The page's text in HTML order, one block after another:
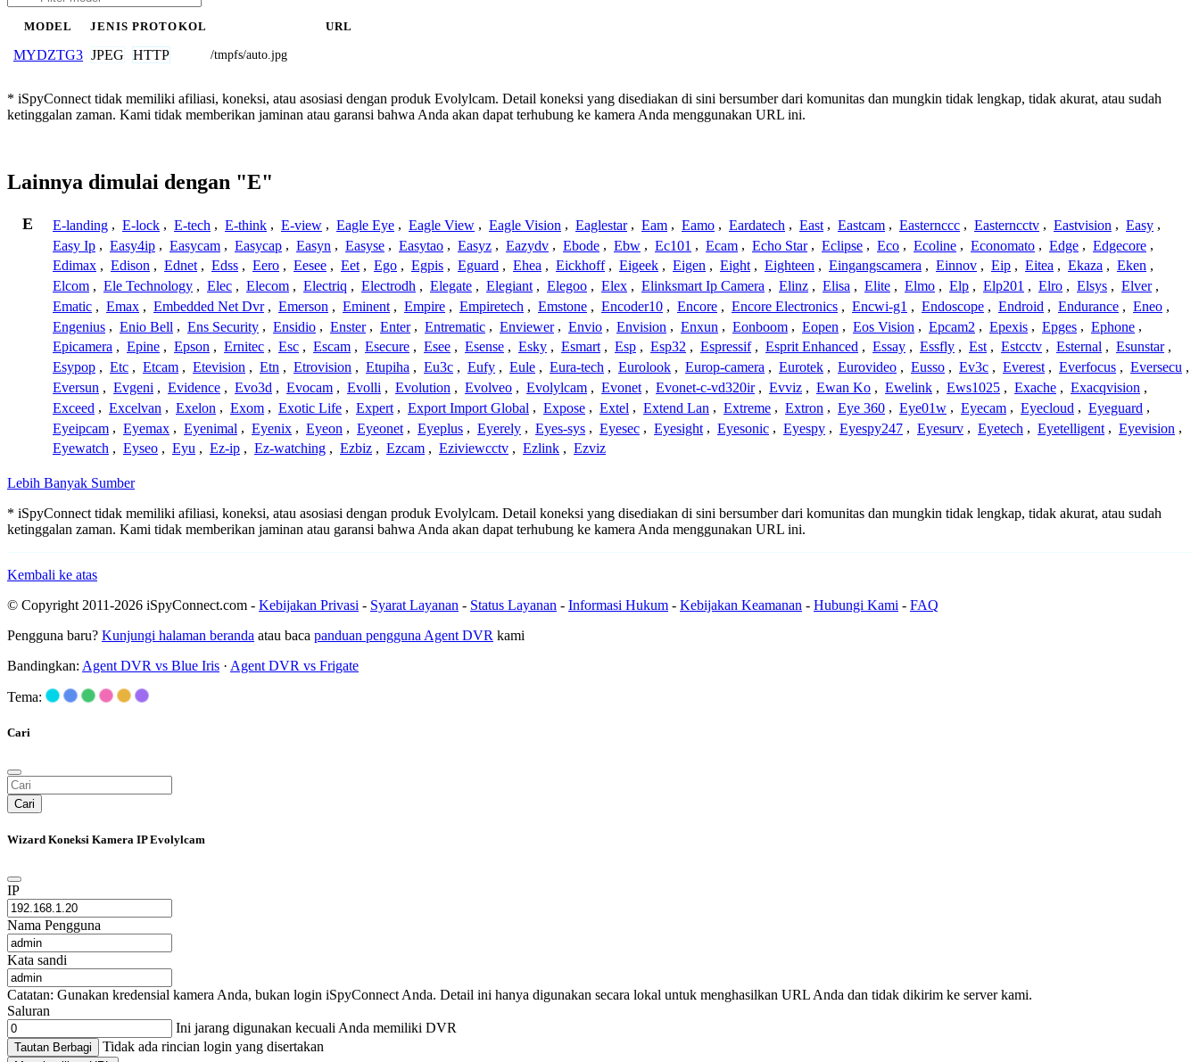
MODEL JENIS PROTOKOL URL
MYDZTG3 JPEG HTTP /tmpfs/auto.jpg
* iSpyConnect tidak memiliki afiliasi, koneksi, atau asosiasi dengan produk Evolylcam. Detail koneksi yang disediakan di sini bersumber dari komunitas dan mungkin tidak lengkap, tidak akurat, atau sudah
ketinggalan zaman. Kami tidak memberikan jaminan atau garansi bahwa Anda akan dapat terhubung ke kamera Anda menggunakan URL ini.
Lainnya dimulai dengan "E"
E E-landing , E-lock , E-tech , E-think , E-view , Eagle Eye , Eagle View , Eagle Vision , Eaglestar , Eam , Eamo , Eardatech , East , Eastcam , Easternccc , Easterncctv , Eastvision , Easy ,
Easy Ip , Easy4ip , Easycam , Easycap , Easyn , Easyse , Easytao , Easyz , Eazydv , Ebode , Ebw , Ec101 , Ecam , Echo Star , Eclipse , Eco , Ecoline , Economato , Edge , Edgecore ,
Edimax , Edison , Ednet , Edss , Eero , Eesee , Eet , Ego , Egpis , Eguard , Ehea , Eickhoff , Eigeek , Eigen , Eight , Eighteen , Eingangscamera , Einnov , Eip , Eitea , Ekaza , Eken ,
Elcom , Ele Technology , Elec , Elecom , Electriq , Electrodh , Elegate , Elegiant , Elegoo , Elex , Elinksmart Ip Camera , Elinz , Elisa , Elite , Elmo , Elp , Elp201 , Elro , Elsys , Elver ,
Ematic , Emax , Embedded Net Dvr , Emerson , Eminent , Empire , Empiretech , Emstone , Encoder10 , Encore , Encore Electronics , Encwi-g1 , Endoscope , Endroid , Endurance , Eneo ,
Engenius , Enio Bell , Ens Security , Ensidio , Enster , Enter , Entrematic , Enviewer , Envio , Envision , Enxun , Eonboom , Eopen , Eos Vision , Epcam2 , Epexis , Epges , Ephone ,
Epicamera , Epine , Epson , Ernitec , Esc , Escam , Esecure , Esee , Esense , Esky , Esmart , Esp , Esp32 , Espressif , Esprit Enhanced , Essay , Essfly , Est , Estcctv , Esternal , Esunstar ,
Esypop , Etc , Etcam , Etevision , Etn , Etrovision , Etupiha , Eu3c , Eufy , Eule , Eura-tech , Eurolook , Europ-camera , Eurotek , Eurovideo , Eusso , Ev3c , Everest , Everfocus , Eversecu ,
Eversun , Evgeni , Evidence , Evo3d , Evocam , Evolli , Evolution , Evolveo , Evolylcam , Evonet , Evonet-c-vd320ir , Evviz , Ewan Ko , Ewelink , Ews1025 , Exache , Exacqvision ,
Exceed , Excelvan , Exelon , Exom , Exotic Life , Expert , Export Import Global , Expose , Extel , Extend Lan , Extreme , Extron , Eye 360 , Eye01w , Eyecam , Eyecloud , Eyeguard ,
Eyeipcam , Eyemax , Eyenimal , Eyenix , Eyeon , Eyeonet , Eyeplus , Eyerely , Eyes-sys , Eyesec , Eyesight , Eyesonic , Eyespy , Eyespy247 , Eyesurv , Eyetech , Eyetelligent , Eyevision ,
Eyewatch , Eyseo , Eyu , Ez-ip , Ez-watching , Ezbiz , Ezcam , Eziviewcctv , Ezlink , Ezviz
Lebih Banyak Sumber
* iSpyConnect tidak memiliki afiliasi, koneksi, atau asosiasi dengan produk Evolylcam. Detail koneksi yang disediakan di sini bersumber dari komunitas dan mungkin tidak lengkap, tidak akurat, atau sudah
ketinggalan zaman. Kami tidak memberikan jaminan atau garansi bahwa Anda akan dapat terhubung ke kamera Anda menggunakan URL ini.
Kembali ke atas
© Copyright 2011-2026 iSpyConnect.com - Kebijakan Privasi - Syarat Layanan - Status Layanan - Informasi Hukum - Kebijakan Keamanan - Hubungi Kami - FAQ
Pengguna baru? Kunjungi halaman beranda atau baca panduan pengguna Agent DVR kami
Bandingkan: Agent DVR vs Blue Iris · Agent DVR vs Frigate
Tema:
Cari
Cari
Wizard Koneksi Kamera IP Evolylcam
IP
Nama Pengguna
Kata sandi
Catatan: Gunakan kredensial kamera Anda, bukan login iSpyConnect Anda. Detail ini hanya digunakan secara lokal untuk menghasilkan URL Anda dan tidak dikirim ke server kami.
Saluran
Ini jarang digunakan kecuali Anda memiliki DVR
Tautan Berbagi Tidak ada rincian login yang disertakan